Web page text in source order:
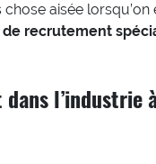
aisée
recrutement
l’industrie